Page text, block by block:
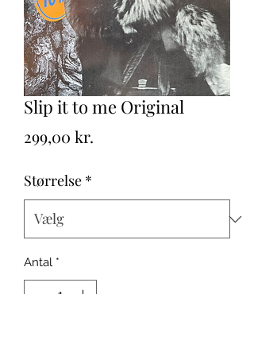
Slip it to me Original
299,00 kr.
Størrelse *
Antal *